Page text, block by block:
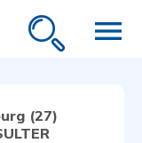
menu
(27)